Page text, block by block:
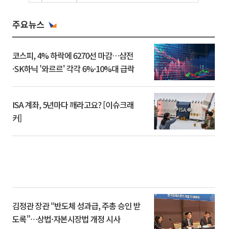
주요뉴스
코스피, 4% 하락에 6270선 마감…삼전
·SK하닉 '와르르' 각각 6%·10%대 급락
ISA 계좌, 5년마다 깨라고요? [이슈크래
커]
김정관 장관 “반도체 성과급, 주총 승인 받
도록”…상법·자본시장법 개정 시사